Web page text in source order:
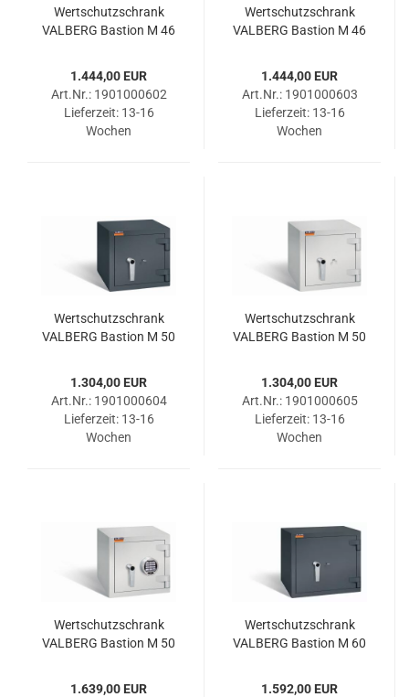
Wert­schutz­schrank
VAL­BERG Bas­ti­on M 46
1.444,00 EUR
Art.Nr.: 1901000602
Lieferzeit: 13-16
Wochen
Wert­schutz­schrank
VAL­BERG Bas­ti­on M 46
1.444,00 EUR
Art.Nr.: 1901000603
Lieferzeit: 13-16
Wochen
Wert­schutz­schrank
VAL­BERG Bas­ti­on M 50
1.304,00 EUR
Art.Nr.: 1901000604
Lieferzeit: 13-16
Wochen
Wert­schutz­schrank
VAL­BERG Bas­ti­on M 50
1.304,00 EUR
Art.Nr.: 1901000605
Lieferzeit: 13-16
Wochen
Wert­schutz­schrank
VAL­BERG Bas­ti­on M 50
1.639,00 EUR
Wert­schutz­schrank
VAL­BERG Bas­ti­on M 60
1.592,00 EUR